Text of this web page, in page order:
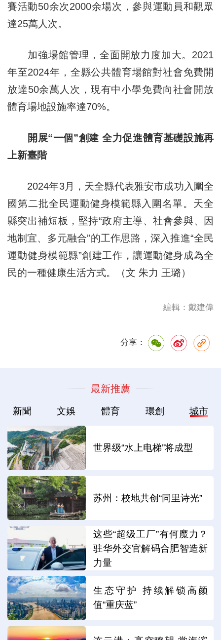
賽活動50余次2000余場次，參與運動員和觀眾
達25萬人次。
加強場館管理，全面開放力度加大。2021
年至2024年，全縣公共體育場館對社會免費開
放達50余萬人次，現有中小學免費向社會開放
體育場地設施率達70%。
開展“一個”創建 全力促進體育基礎設施再
上新臺階
2024年3月，天全縣代表雅安市成功入圍全
國第二批全民運動健身模範縣入圍名單。天全
縣突出補短板，堅持“政府主導、社會參與、因
地制宜、多元融合”的工作思路，深入推進“全民
運動健身模範縣”創建工作，讓運動健身成為全
民的一種健康生活方式。（文 朱力 王璐）
編輯：戴建偉
分享：
最新推薦
新聞 文娛 體育 環創 城市
世界级“水上电梯”将成型
苏州：校地共创“同里诗光”
这些“超级工厂”有何魔力？
驻华外交官解码合肥智造新
力量
生态守护 持续解锁高颜
值“重庆蓝”